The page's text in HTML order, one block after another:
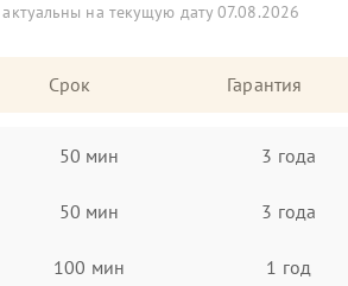
на текущую дату 07.08.2026
Срок Гарантия
50 мин 3 года
50 мин 3 года
100 мин 1 год